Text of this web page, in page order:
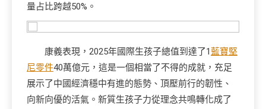
量占比跨越50%。
康義表現，2025年國際生孩子總值到達了1藍寶堅
尼零件40萬億元，這是一個相當了不得的成就，充足
展示了中國經濟穩中有進的態勢、頂壓前行的韌性、
向新向優的活氣。新質生孩子力從理念共鳴轉化成了